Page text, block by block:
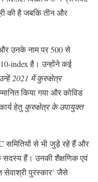
की है जबकि तीन और
उनके नाम पर 500 से
index है। उन्होंने कई
2021 में कुरुक्षेत्र
किया गया और कोविड
हेतुकुरुक्षेत्र के उपायुक्त
समितियों से भी जुड़े रहे हैं और
हैं। उनकी शैक्षणिक एवं
सेवाश्री पुरस्कार’ जैसे